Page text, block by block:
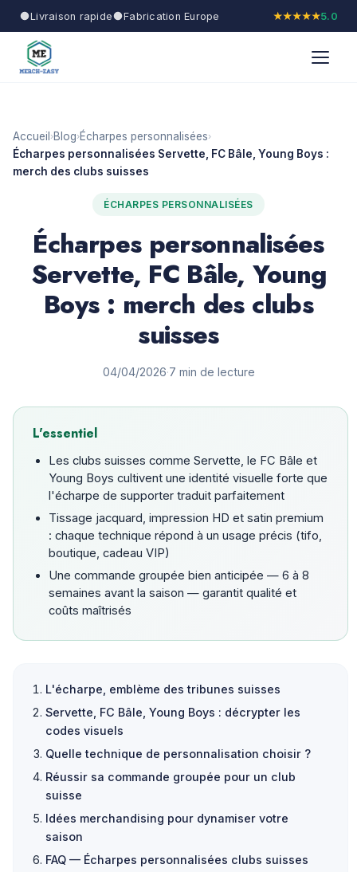
Livraison rapide Fabrication Europe ★★★★★5.0
Accueil ›Blog›Écharpes personnalisées›
Écharpes personnalisées Servette, FC Bâle, Young Boys :
merch des clubs suisses
ÉCHARPES PERSONNALISÉES
Écharpes personnalisées
Servette, FC Bâle, Young
Boys : merch des clubs
suisses
04/04/2026·7 min de lecture
L'essentiel
Les clubs suisses comme Servette, le FC Bâle et
Young Boys cultivent une identité visuelle forte que
l'écharpe de supporter traduit parfaitement
Tissage jacquard, impression HD et satin premium
: chaque technique répond à un usage précis (tifo,
boutique, cadeau VIP)
Une commande groupée bien anticipée — 6 à 8
semaines avant la saison — garantit qualité et
coûts maîtrisés
L'écharpe, emblème des tribunes suisses
Servette, FC Bâle, Young Boys : décrypter les
codes visuels
Quelle technique de personnalisation choisir ?
Réussir sa commande groupée pour un club
suisse
Idées merchandising pour dynamiser votre
saison
FAQ — Écharpes personnalisées clubs suisses